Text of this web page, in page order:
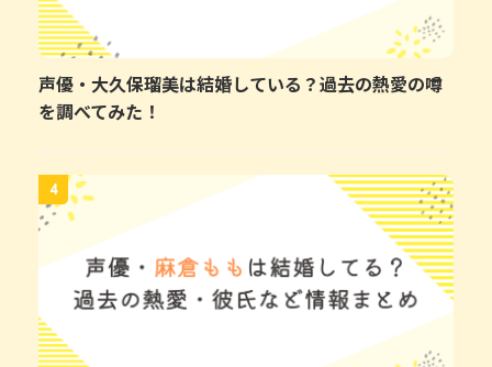
声優・大久保瑠美は結婚している？過去の熱愛の噂
を調べてみた！
4